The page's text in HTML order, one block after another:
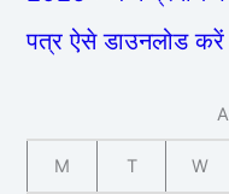
पत्र ऐसे डाउनलोड करें
M T W